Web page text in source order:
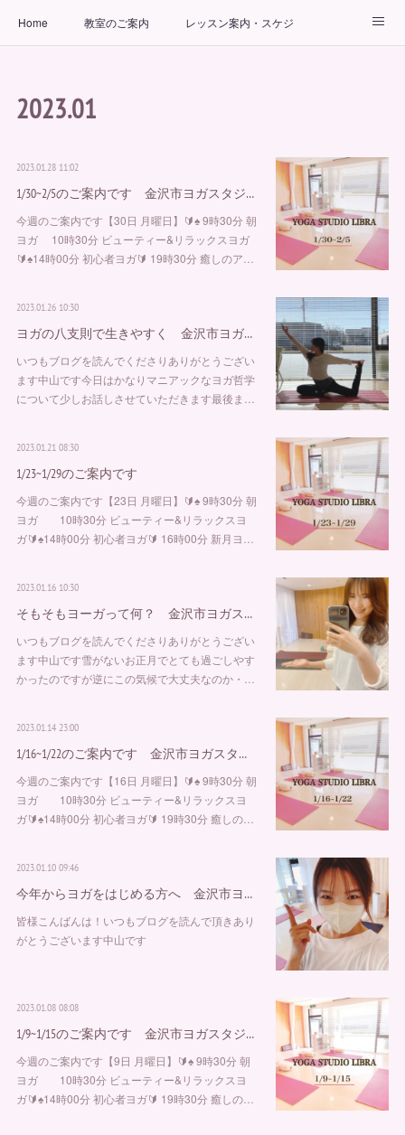
Home 教室のご案内 レッスン案内・スケジュール
お問い合わせ
2023.01
2023.01.28 11:02
1/30~2/5のご案内です 金沢市ヨガスタジ…
今週のご案内です【30日 月曜日】🔰♠︎ 9時30分 朝
ヨガ 10時30分 ビューティー&リラックスヨガ
🔰♠︎14時00分 初心者ヨガ🔰 19時30分 癒しのア…
2023.01.26 10:30
ヨガの八支則で生きやすく 金沢市ヨガ…
いつもブログを読んでくださりありがとうござい
ます中山です今日はかなりマニアックなヨガ哲学
について少しお話しさせていただきます最後ま…
2023.01.21 08:30
1/23~1/29のご案内です
今週のご案内です【23日 月曜日】🔰♠︎ 9時30分 朝
ヨガ 10時30分 ビューティー&リラックスヨ
ガ🔰♠︎14時00分 初心者ヨガ🔰 16時00分 新月ヨ…
2023.01.16 10:30
そもそもヨーガって何？ 金沢市ヨガス…
いつもブログを読んでくださりありがとうござい
ます中山です雪がないお正月でとても過ごしやす
かったのですが逆にこの気候で大丈夫なのか・…
2023.01.14 23:00
1/16~1/22のご案内です 金沢市ヨガスタ…
今週のご案内です【16日 月曜日】🔰♠︎ 9時30分 朝
ヨガ 10時30分 ビューティー&リラックスヨ
ガ🔰♠︎14時00分 初心者ヨガ🔰 19時30分 癒しの…
2023.01.10 09:46
今年からヨガをはじめる方へ 金沢市ヨ…
皆様こんばんは！いつもブログを読んで頂きあり
がとうございます中山です
2023.01.08 08:08
1/9~1/15のご案内です 金沢市ヨガスタジ…
今週のご案内です【9日 月曜日】🔰♠︎ 9時30分 朝
ヨガ 10時30分 ビューティー&リラックスヨ
ガ🔰♠︎14時00分 初心者ヨガ🔰 19時30分 癒しの…